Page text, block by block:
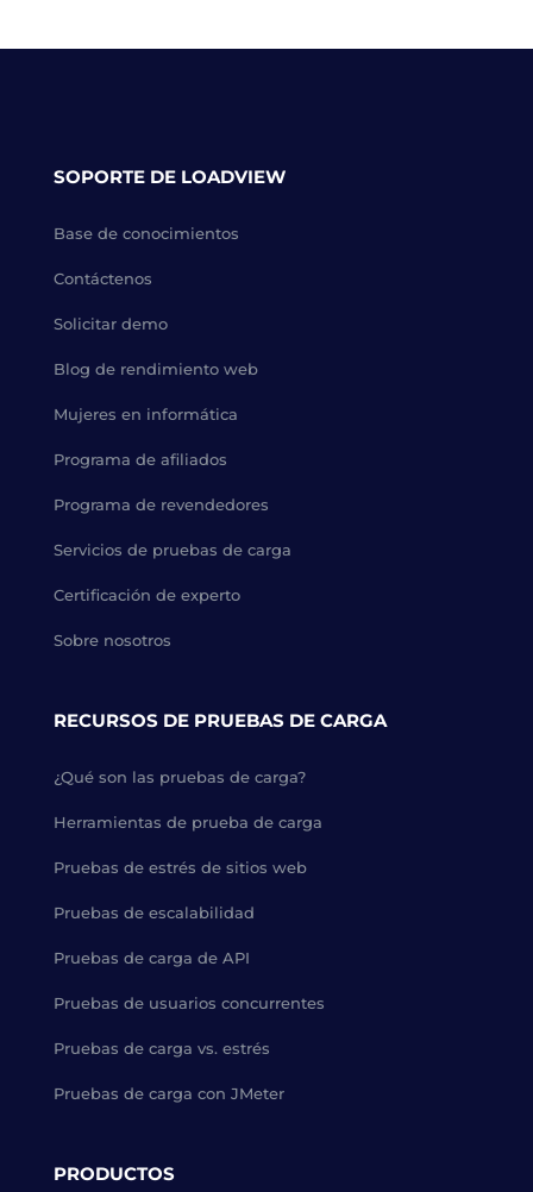
SOPORTE DE LOADVIEW
Base de conocimientos
Contáctenos
Solicitar demo
Blog de rendimiento web
Mujeres en informática
Programa de afiliados
Programa de revendedores
Servicios de pruebas de carga
Certificación de experto
Sobre nosotros
RECURSOS DE PRUEBAS DE CARGA
¿Qué son las pruebas de carga?
Herramientas de prueba de carga
Pruebas de estrés de sitios web
Pruebas de escalabilidad
Pruebas de carga de API
Pruebas de usuarios concurrentes
Pruebas de carga vs. estrés
Pruebas de carga con JMeter
PRODUCTOS